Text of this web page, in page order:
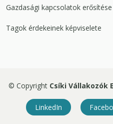
Gazdasági kapcsolatok erősítése
Tagok érdekeinek képviselete
© Copyright Csíki Vállakozók
LinkedIn